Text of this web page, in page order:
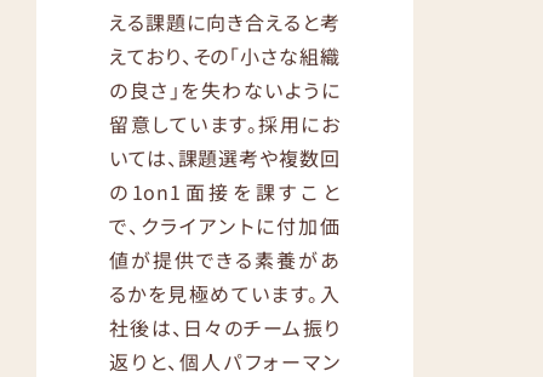
える課題に向き合えると考
えており、その「小さな組織
の良さ」を失わないように
留意しています。採用にお
いては、課題選考や複数回
の1on1面接を課すこと
で、クライアントに付加価
値が提供できる素養があ
るかを見極めています。入
社後は、日々のチーム振り
返りと、個人パフォーマン